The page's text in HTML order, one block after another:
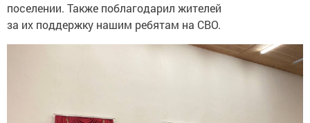
поселении. Также поблагодарил жителей
за их поддержку нашим ребятам на СВО.